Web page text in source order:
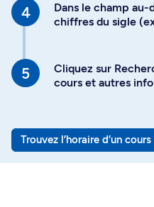
Dans le champ au-
chiffres du sigle
Cliquez sur
cours et autres
Trouvez l’horaire d’un cours